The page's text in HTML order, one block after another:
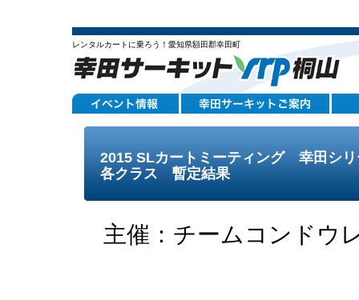
レンタルカートに乗ろう！愛知県額田郡幸田町
2015 SLカートミーティング 幸田シリ
各クラス 暫定結果
主催：チームコンド